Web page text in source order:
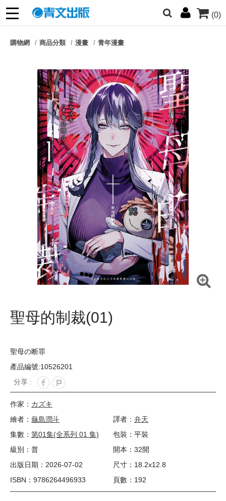
(0)
朋友們，提高警覺！
購物網 商品分類 漫畫 青年漫畫
聖母的制裁(01)
聖母の断罪
產品編號:10526201
分享 :
作家： カズキ
繪者： 龜島潤斗 譯者： 弁天
集數： 第01集(全系列 01 集)
包裝：平裝
級別：普
開本：32開
出版日期：2026-07-02
尺寸：18.2x12.8
ISBN：9786264496933
頁數：192